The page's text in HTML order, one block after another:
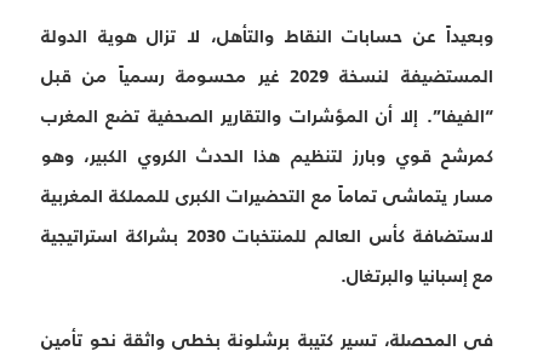
وبعيداً عن حسابات النقاط والتأهل، لا تزال هوية الدولة
المستضيفة لنسخة 2029 غير محسومة رسمياً من قبل
“الفيفا”. إلا أن المؤشرات والتقارير الصحفية تضع المغرب
كمرشح قوي وبارز لتنظيم هذا الحدث الكروي الكبير، وهو
مسار يتماشى تماماً مع التحضيرات الكبرى للمملكة المغربية
لاستضافة كأس العالم للمنتخبات 2030 بشراكة استراتيجية
مع إسبانيا والبرتغال.
في المحصلة، تسير كتيبة برشلونة بخطى واثقة نحو تأمين